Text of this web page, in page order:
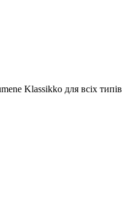
Klassikko для всіх типів